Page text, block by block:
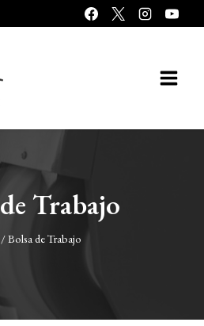
Trabajo
/Bolsa de Trabajo